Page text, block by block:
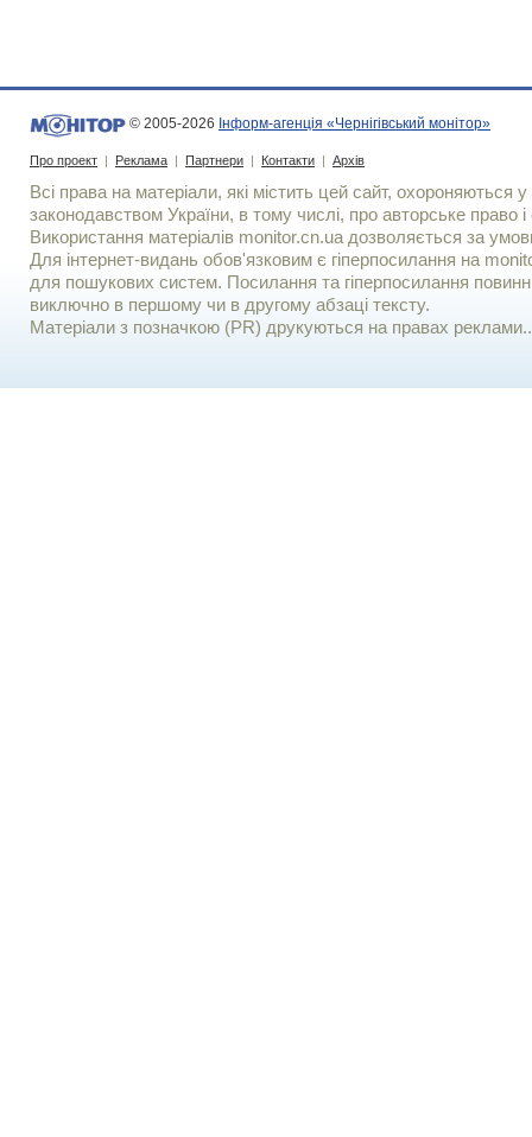
© 2005-2026 Інформ-агенція «Чернігівський монітор»
Про проект | Реклама | Партнери | Контакти | Архів
Всі права на матеріали, які містить цей сайт, охороняються у
законодавством України, в тому числі, про авторське право і
Використання матерiалiв monitor.cn.ua дозволяється за
Для iнтернет-видань обов'язковим є гiперпосилання на
для пошукових систем. Посилання та гіперпосилання
виключно в першому чи в другому абзаці тексту.
Матеріали з позначкою (PR) друкуються на правах реклами..